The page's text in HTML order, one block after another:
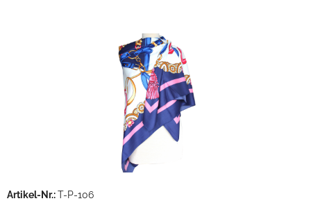
Artikel-Nr.:T-P-106